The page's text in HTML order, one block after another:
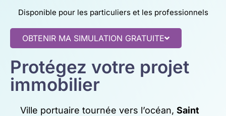
Disponible pour les particuliers et les professionnels
OBTENIR MA SIMULATION GRATUITE
Protégez votre projet
immobilier
Ville portuaire tournée vers l’océan,Saint